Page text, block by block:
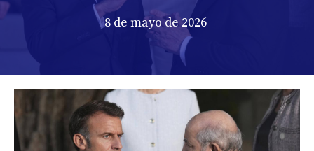
8 de mayo de 2026